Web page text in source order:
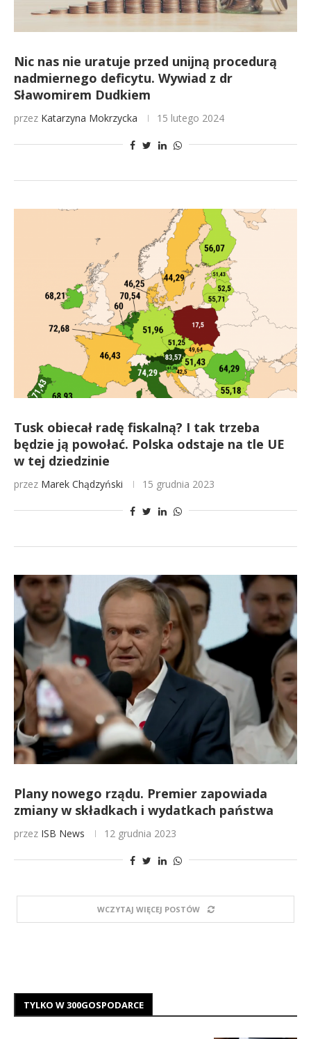
Nic nas nie uratuje przed unijną procedurą
nadmiernego deficytu. Wywiad z dr
Sławomirem Dudkiem
przez Katarzyna Mokrzycka 15 lutego 2024
Tusk obiecał radę fiskalną? I tak trzeba
będzie ją powołać. Polska odstaje na tle UE
w tej dziedzinie
przez Marek Chądzyński 15 grudnia 2023
Plany nowego rządu. Premier zapowiada
zmiany w składkach i wydatkach państwa
przez ISB News 12 grudnia 2023
WCZYTAJ WIĘCEJ POSTÓW
TYLKO W 300GOSPODARCE